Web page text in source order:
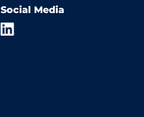
Social Media